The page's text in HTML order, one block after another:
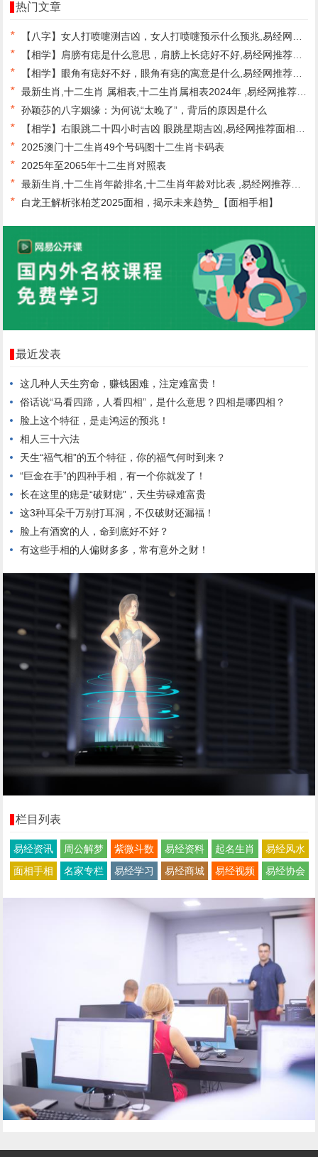
热门文章
* 【八字】女人打喷嚏测吉凶，女人打喷嚏预示什么预兆,易经网推荐最新八字
* 【相学】肩膀有痣是什么意思，肩膀上长痣好不好,易经网推荐面相手相
* 【相学】眼角有痣好不好，眼角有痣的寓意是什么,易经网推荐面相手相
* 最新生肖,十二生肖 属相表,十二生肖属相表2024年 ,易经网推荐生肖
* 孙颖莎的八字姻缘：为何说“太晚了”，背后的原因是什么
* 【相学】右眼跳二十四小时吉凶 眼跳星期吉凶,易经网推荐面相手相
* 2025澳门十二生肖49个号码图十二生肖卡码表
* 2025年至2065年十二生肖对照表
* 最新生肖,十二生肖年龄排名,十二生肖年龄对比表 ,易经网推荐生肖
* 白龙王解析张柏芝2025面相，揭示未来趋势_【面相手相】
最近发表
这几种人天生穷命，赚钱困难，注定难富贵！
俗话说“马看四蹄，人看四相”，是什么意思？四相是哪四相？
脸上这个特征，是走鸿运的预兆！
相人三十六法
天生“福气相”的五个特征，你的福气何时到来？
“巨金在手”的四种手相，有一个你就发了！
长在这里的痣是“破财痣”，天生劳碌难富贵
这3种耳朵千万别打耳洞，不仅破财还漏福！
脸上有酒窝的人，命到底好不好？
有这些手相的人偏财多多，常有意外之财！
栏目列表
易经资讯 周公解梦 紫微斗数 易经资料 起名生肖
易经风水
面相手相
名家专栏 易经学习 易经商城 易经视频 易经协会